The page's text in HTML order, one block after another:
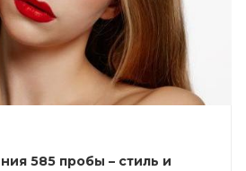
585 пробы – стиль и